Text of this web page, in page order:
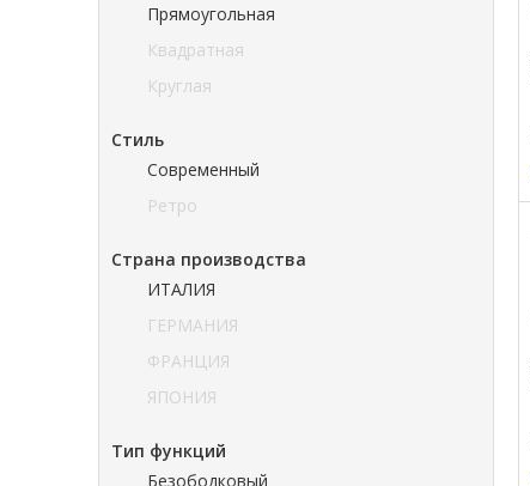
Прямоугольная
Квадратная
Круглая
Стиль
Современный
Ретро
Страна производства
ИТАЛИЯ
ГЕРМАНИЯ
ФРАНЦИЯ
ЯПОНИЯ
Тип функций
Безободковый